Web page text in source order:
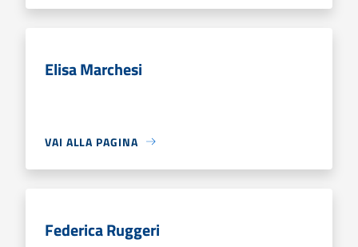
Elisa Marchesi
VAI ALLA PAGINA
Federica Ruggeri